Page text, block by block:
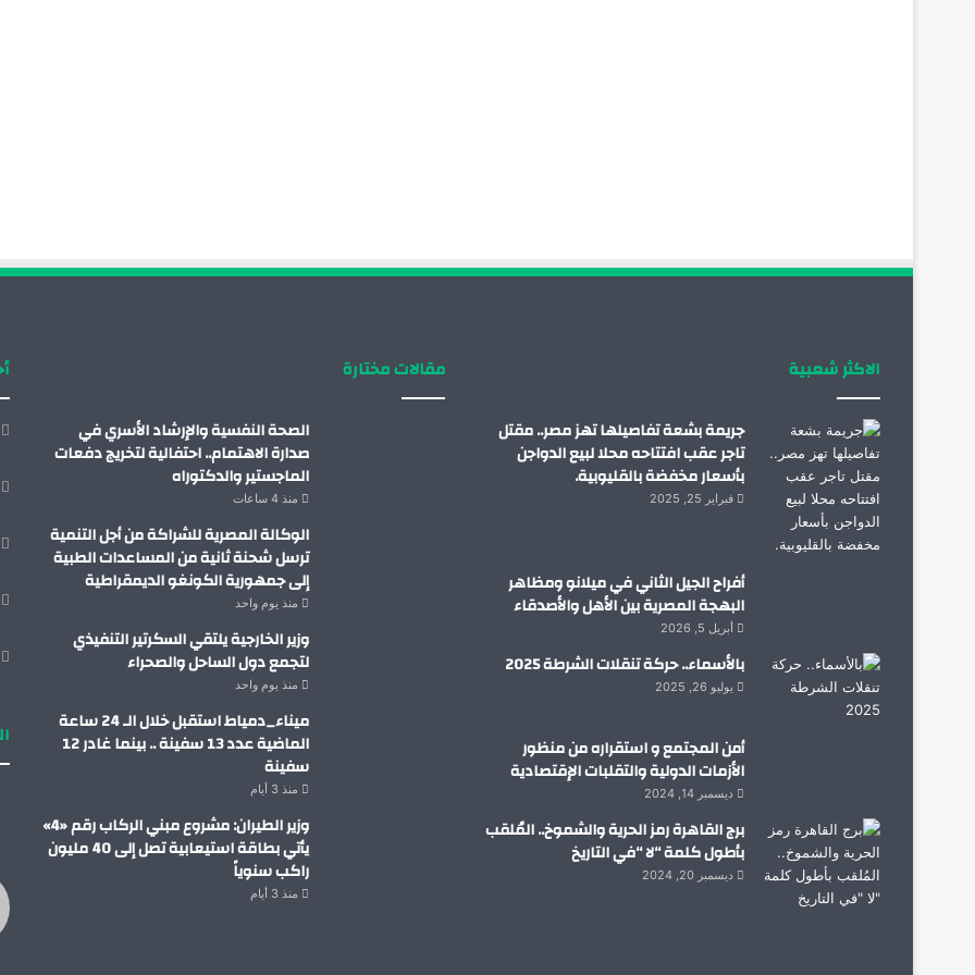
الاكثر شعبية
جريمة بشعة تفاصيلها تهز مصر.. مقتل
تاجر عقب افتتاحه محلا لبيع الدواجن
بأسعار مخفضة بالقليوبية.
فبراير 25, 2025
أفراح الجيل الثاني في ميلانو ومظاهر
البهجة المصرية بين الأهل والأصدقاء
أبريل 5, 2026
بالأسماء.. حركة تنقلات الشرطة 2025
يوليو 26, 2025
أمن المجتمع و استقراره من منظور
الأزمات الدولية والتقلبات الإقتصادية
ديسمبر 14, 2024
برج القاهرة رمز الحرية والشموخ.. المُلقب
بأطول كلمة “لا “في التاريخ
ديسمبر 20, 2024
مقالات مختارة
الصحة النفسية والإرشاد الأسري في
صدارة الاهتمام.. احتفالية لتخريج دفعات
الماجستير والدكتوراه
منذ 4 ساعات
الوكالة المصرية للشراكة من أجل التنمية
ترسل شحنة ثانية من المساعدات الطبية
إلى جمهورية الكونغو الديمقراطية
منذ يوم واحد
وزير الخارجية يلتقي السكرتير التنفيذي
لتجمع دول الساحل والصحراء
منذ يوم واحد
ميناء_دمياط استقبل خلال الـ 24 ساعة
الماضية عدد 13 سفينة .. بينما غادر 12
سفينة
منذ 3 أيام
وزير الطيران: مشروع مبني الركاب رقم «4»
يأتي بطاقة استيعابية تصل إلى 40 مليون
راكب سنوياً
منذ 3 أيام